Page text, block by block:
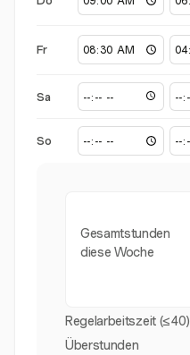
Fr
Sa
So
Gesamtstunden
diese Woche
Regelarbeitszeit (≤40)
Überstunden